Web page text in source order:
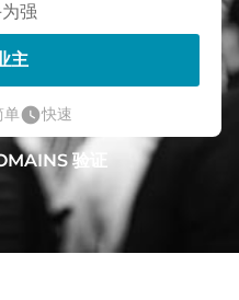
强
主
单watch_later快速
验证